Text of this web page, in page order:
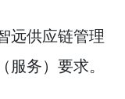
远供应链管理
服务）要求。